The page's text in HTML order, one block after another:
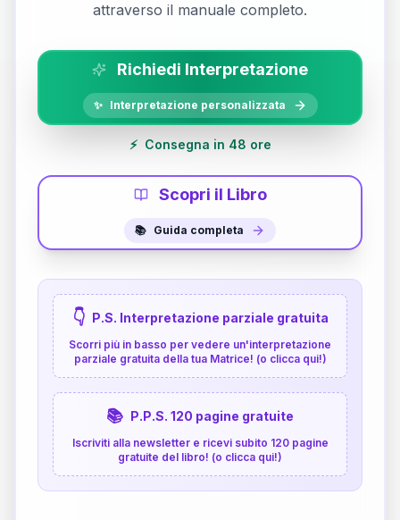
attraverso il manuale completo.
Richiedi Interpretazione
✨ Interpretazione personalizzata
⚡ Consegna in 48 ore
Scopri il Libro
📚 Guida completa
👇 P.S. Interpretazione parziale gratuita
Scorri più in basso per vedere un'interpretazione
parziale gratuita della tua Matrice! (o clicca qui!)
📚 P.P.S. 120 pagine gratuite
Iscriviti alla newsletter e ricevi subito 120 pagine
gratuite del libro! (o clicca qui!)